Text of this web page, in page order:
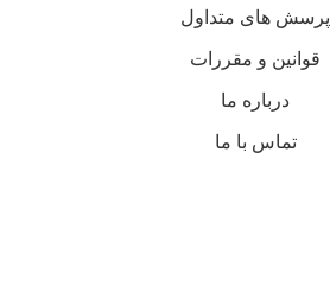
پرسش های متداول
قوانین و مقررات
درباره ما
تماس با ما